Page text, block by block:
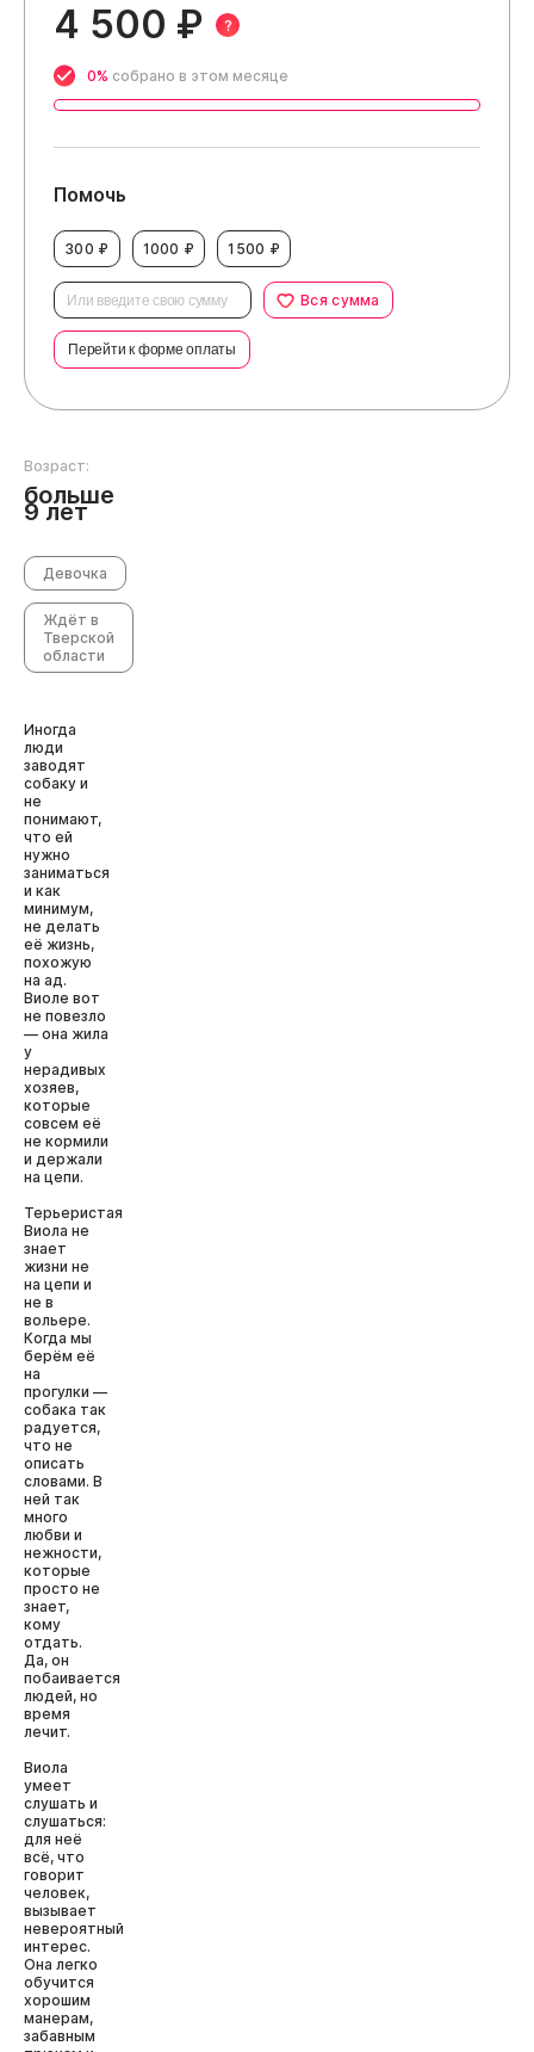
4 500 ₽ ?
0% собрано в этом месяце
Помочь
300 ₽ 1000 ₽ 1500 ₽
Вся сумма
Перейти к форме оплаты
Возраст:
больше
9 лет
Девочка
Ждёт в
Тверской
области
Иногда
люди
заводят
собаку и
не
понимают,
что ей
нужно
заниматься
и как
минимум,
не делать
её жизнь,
похожую
на ад.
Виоле вот
не повезло
— она жила
у
нерадивых
хозяев,
которые
совсем её
не кормили
и держали
на цепи.
Терьеристая
Виола не
знает
жизни не
на цепи и
не в
вольере.
Когда мы
берём её
на
прогулки —
собака так
радуется,
что не
описать
словами. В
ней так
много
любви и
нежности,
которые
просто не
знает,
кому
отдать.
Да, он
побаивается
людей, но
время
лечит.
Виола
умеет
слушать и
слушаться:
для неё
всё, что
говорит
человек,
вызывает
невероятный
интерес.
Она легко
обучится
хорошим
манерам,
забавным